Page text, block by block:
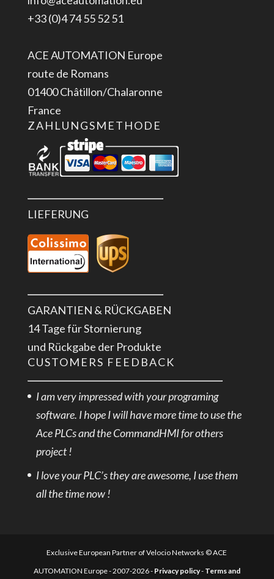
+33 (0)4 74 55 52 51
ACE AUTOMATION Europe
route de Romans
01400 Châtillon/Chalaronne
France
ZAHLUNGSMETHODE
LIEFERUNG
GARANTIEN & RÜCKGABEN
14 Tage für Stornierung
und Rückgabe der Produkte
CUSTOMERS FEEDBACK
I am very impressed with your programing
software. I hope I will have more time to use the
Ace PLCs and the CommandHMI for others
project !
I love your PLC’s they are awesome, I use them
all the time now !
Exclusive European Partner of Velocio Networks © ACE
AUTOMATION Europe - 2007-2026 - Privacy policy- Terms and